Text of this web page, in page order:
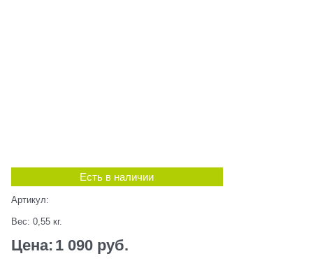
Есть в наличии
Артикул:
Вес: 0,55 кг.
Цена: 1 090 руб.